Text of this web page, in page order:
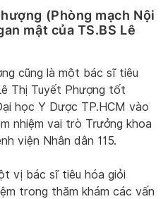
(Phòng mạch Nội
mật của TS.BS Lê
cũng là một bác sĩ tiêu
Thị Tuyết Phượng tốt
học Y Dược TP.HCM vào
nhiệm vai trò Trưởng khoa
viện Nhân dân 115.
vị bác sĩ tiêu hóa giỏi
trong thăm khám các vấn